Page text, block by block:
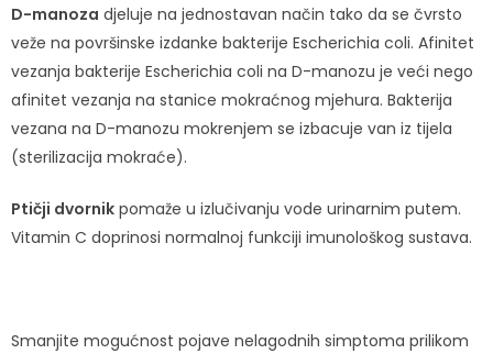
D-manoza djeluje na jednostavan način tako da se čvrsto
veže na površinske izdanke bakterije Escherichia coli. Afinitet
vezanja bakterije Escherichia coli na D-manozu je veći nego
afinitet vezanja na stanice mokraćnog mjehura. Bakterija
vezana na D-manozu mokrenjem se izbacuje van iz tijela
(sterilizacija mokraće).
Ptičji dvornik pomaže u izlučivanju vode urinarnim putem.
Vitamin C doprinosi normalnoj funkciji imunološkog sustava.
Smanjite mogućnost pojave nelagodnih simptoma prilikom